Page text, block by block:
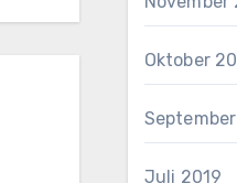
Oktober
Juli 2019